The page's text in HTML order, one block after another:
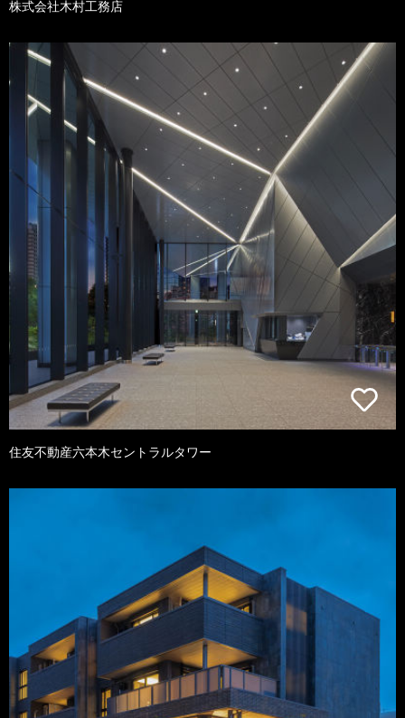
株式会社木村工務店
住友不動産六本木セントラルタワー